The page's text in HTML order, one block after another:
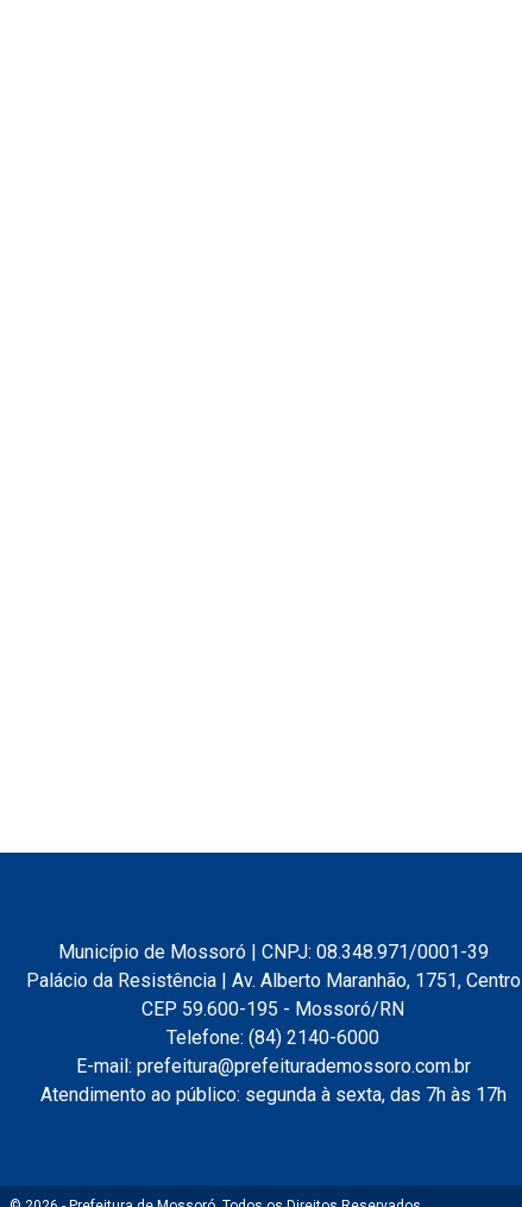
Município de Mossoró | CNPJ: 08.348.971/0001-39
Palácio da Resistência | Av. Alberto Maranhão, 1751, Centro
CEP 59.600-195 - Mossoró/RN
Telefone: (84) 2140-6000
E-mail: prefeitura@prefeiturademossoro.com.br
Atendimento ao público: segunda à sexta, das 7h às 17h